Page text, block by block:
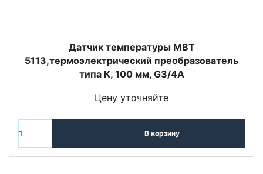
Датчик температуры MBT
5113,термоэлектрический преобразователь
типа K, 100 мм, G3/4A
Цену уточняйте
В корзину